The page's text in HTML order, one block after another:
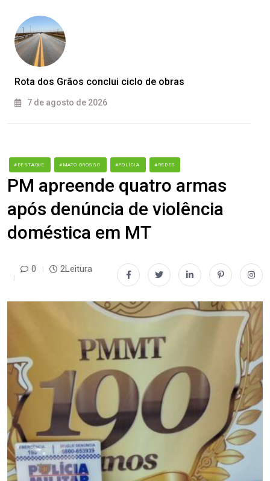
Rota dos Grãos conclui ciclo de obras
7 de agosto de 2026
#DESTAQUE #MATO GROSSO #POLÍCIA #REDES
PM apreende quatro armas
após denúncia de violência
doméstica em MT
0 2Leitura